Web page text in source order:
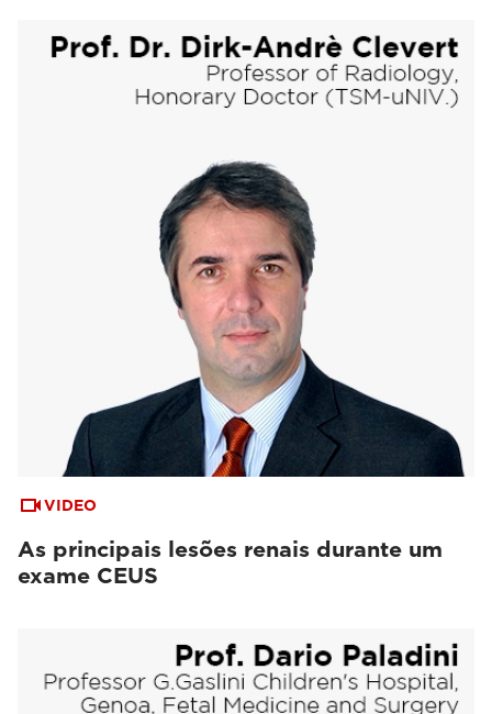
VIDEO
As principais lesões renais durante um
exame CEUS